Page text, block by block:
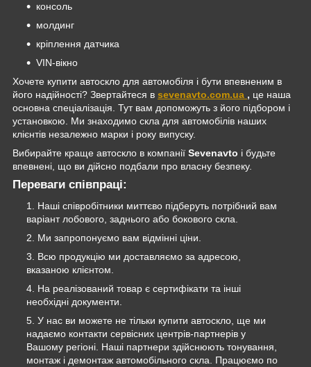
консоль
молдинг
кріплення датчика
VIN-вікно
Хочете купити автоскло для автомобіля і бути впевненим в
його надійності? Звертайтеся в sevenavto.com.ua , це наша
основна спеціалізація. Тут вам допоможуть з його підбором і
установкою. Ми знаходимо скла для автомобілів наших
клієнтів незалежно марки і року випуску.
Вибирайте краще автоскло в компанії Sevenavto і будьте
впевнені, що ви дійсно подбали про власну безпеку.
Переваги співпраці:
Наші співробітники миттєво підберуть потрібний вам
варіант лобового, заднього або бокового скла.
Ми запропонуємо вам відмінні ціни.
Всю продукцію ми доставляємо за адресою,
вказаною клієнтом.
На реалізований товар є сертифікати та інші
необхідні документи.
У нас ви можете не тільки купити автоскло, ще ми
надаємо контакти сервісних центрів-партнерів у
Вашому регіоні. Наші партнери здійснюють тонування,
монтаж і демонтаж автомобільного скла. Працюємо по